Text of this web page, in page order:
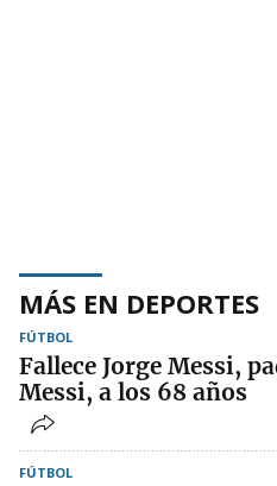
MÁS EN DEPORTES
FÚTBOL
Fallece Jorge Messi,
Messi, a los 68 años
FÚTBOL